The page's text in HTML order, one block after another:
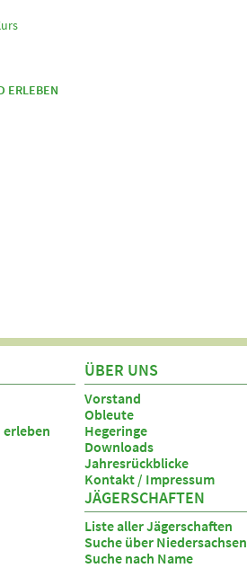
ERLEBEN
erleben
ÜBER UNS
Vorstand
Obleute
Hegeringe
Downloads
Jahresrückblicke
Kontakt / Impressum
JÄGERSCHAFTEN
Liste aller Jägerschaften
Suche über
Suche nach Name